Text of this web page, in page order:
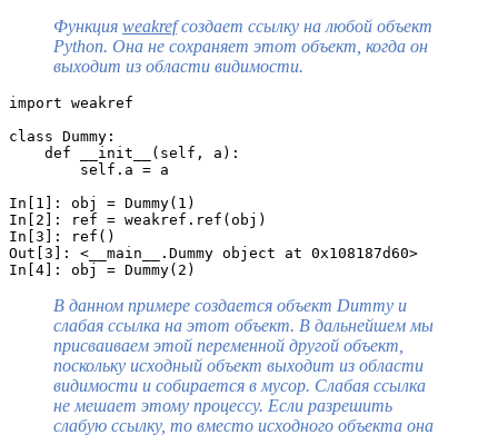
Функция weakrefсоздает ссылку на любой объект
Python. Она не сохраняет этот объект, когда он
выходит из области видимости.
import weakref
class Dummy:
    def __init__(self, a):
        self.a = a
In[1]: obj = Dummy(1)
In[2]: ref = weakref.ref(obj)
In[3]: ref()
Out[3]: <__main__.Dummy object at 0x108187d60>
In[4]: obj = Dummy(2)
В данном примере создается объект Dummy и
слабая ссылка на этот объект. В дальнейшем мы
присваиваем этой переменной другой объект,
поскольку исходный объект выходит из области
видимости и собирается в мусор. Слабая ссылка
не мешает этому процессу. Если разрешить
слабую ссылку, то вместо исходного объекта она